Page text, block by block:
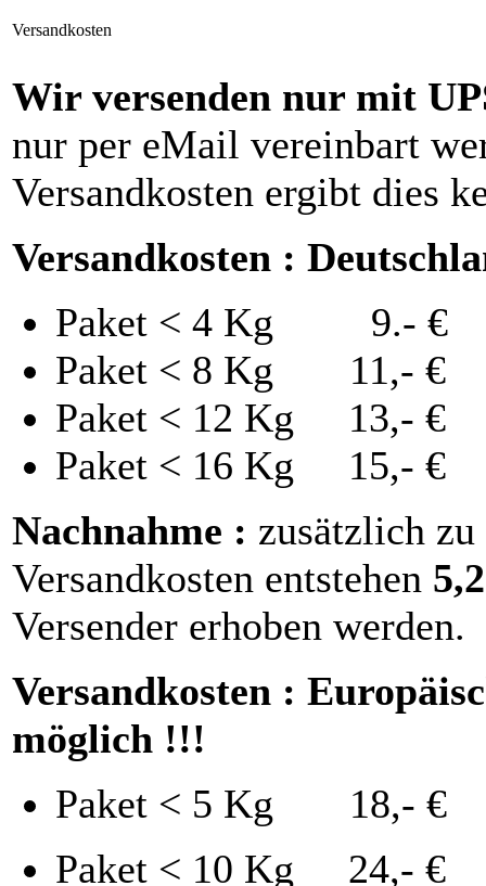
Versandkosten
Wir versenden nur mit
nur per eMail vereinbart
Versandkosten ergibt dies
Versandkosten :
Paket < 4 Kg 9.- €
Paket < 8 Kg 11,- €
Paket < 12 Kg 13,- €
Paket < 16 Kg 15,- €
Nachnahme : zusätzlich zu
Versandkosten entstehen
Versender erhoben werden.
Versandkosten :
möglich !!!
Paket < 5 Kg 18,- €
Paket < 10 Kg 24,- €